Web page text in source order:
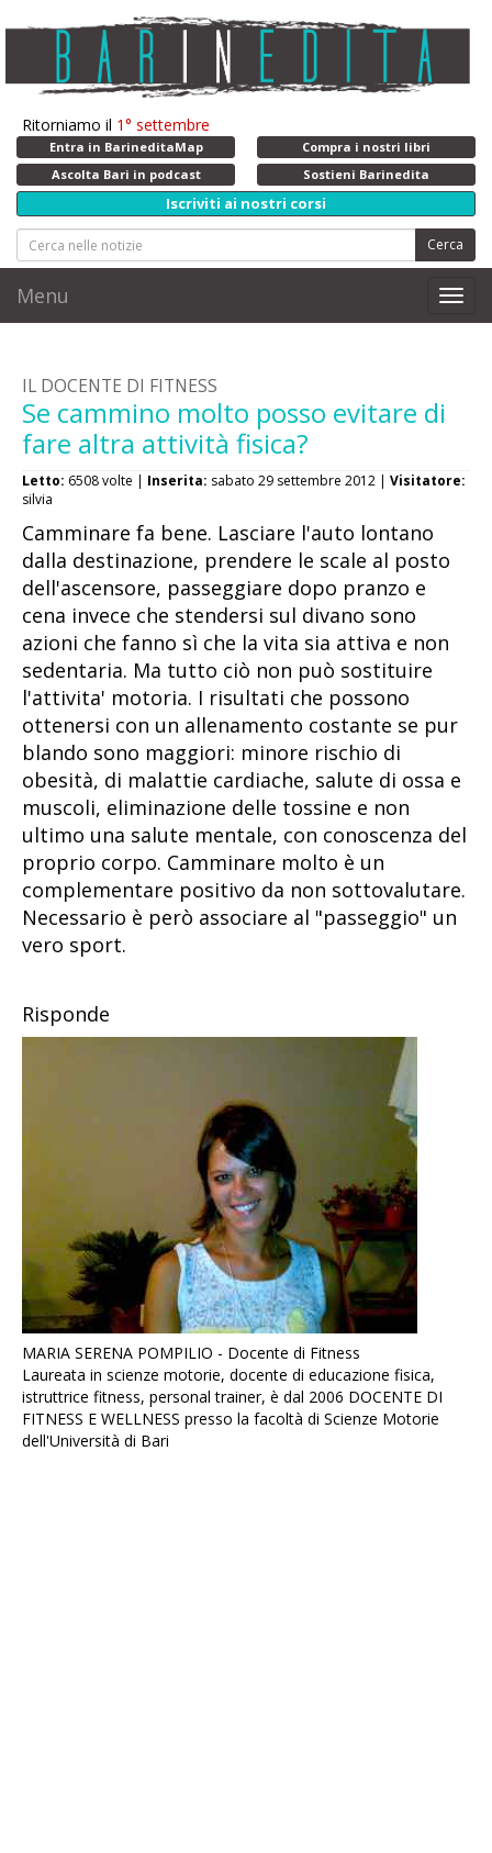
Ritorniamo il 1° settembre
Entra in BarineditaMap
Compra i nostri libri
Ascolta Bari in podcast
Sostieni Barinedita
Iscriviti ai nostri corsi
Cerca
Menu
IL DOCENTE DI FITNESS
Se cammino molto posso evitare di
fare altra attività fisica?
Letto: 6508 volte | Inserita: sabato 29 settembre 2012 | Visitatore:
silvia
Camminare fa bene. Lasciare l'auto lontano
dalla destinazione, prendere le scale al posto
dell'ascensore, passeggiare dopo pranzo e
cena invece che stendersi sul divano sono
azioni che fanno sì che la vita sia attiva e non
sedentaria. Ma tutto ciò non può sostituire
l'attivita' motoria. I risultati che possono
ottenersi con un allenamento costante se pur
blando sono maggiori: minore rischio di
obesità, di malattie cardiache, salute di ossa e
muscoli, eliminazione delle tossine e non
ultimo una salute mentale, con conoscenza del
proprio corpo. Camminare molto è un
complementare positivo da non sottovalutare.
Necessario è però associare al "passeggio" un
vero sport.
Risponde
MARIA SERENA POMPILIO - Docente di Fitness
Laureata in scienze motorie, docente di educazione fisica,
istruttrice fitness, personal trainer, è dal 2006 DOCENTE DI
FITNESS E WELLNESS presso la facoltà di Scienze Motorie
dell'Università di Bari